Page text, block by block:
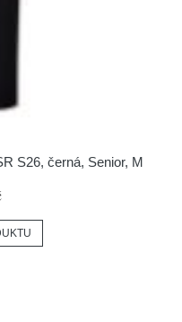
S26, černá, Senior, M